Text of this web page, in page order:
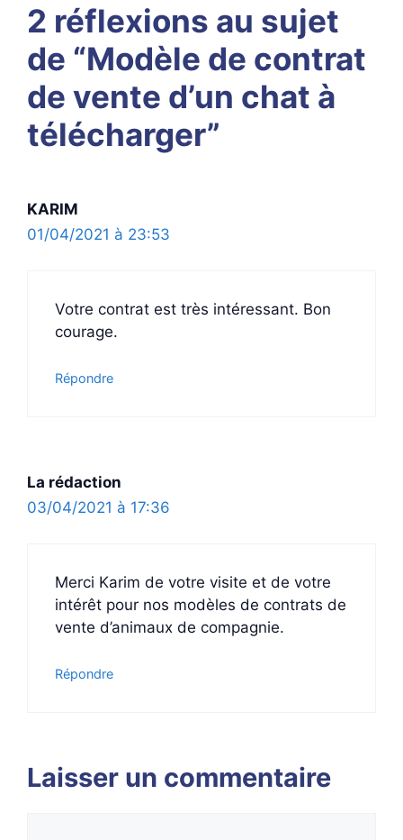
2 réflexions au sujet
de “Modèle de contrat
de vente d’un chat à
télécharger”
KARIM
01/04/2021 à 23:53
Votre contrat est très intéressant. Bon
courage.
Répondre
La rédaction
03/04/2021 à 17:36
Merci Karim de votre visite et de votre
intérêt pour nos modèles de contrats de
vente d’animaux de compagnie.
Répondre
Laisser un commentaire